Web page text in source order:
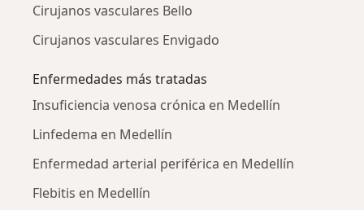
Cirujanos vasculares Bello
Cirujanos vasculares Envigado
Enfermedades más tratadas
Insuficiencia venosa crónica en Medellín
Linfedema en Medellín
Enfermedad arterial periférica en Medellín
Flebitis en Medellín